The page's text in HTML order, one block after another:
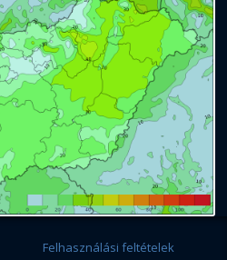
Felhasználási feltételek